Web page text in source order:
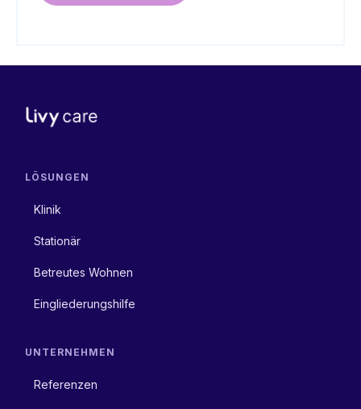
LÖSUNGEN
Klinik
Stationär
Betreutes Wohnen
Eingliederungshilfe
UNTERNEHMEN
Referenzen